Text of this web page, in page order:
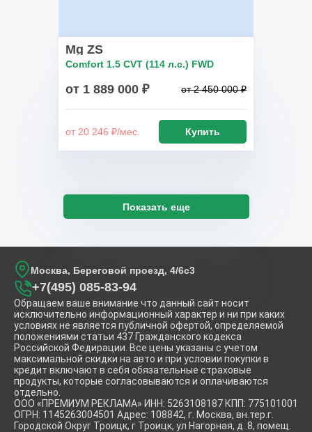
Mg ZS
Comfort 1.5 CVT (114 л.с.) FWD
от 1 889 000 ₽ от 2 450 000 ₽
от 20 246 ₽/мес. Купить
Показать еще
Москва, Береговой проезд, 4/6с3
+7(495) 085-83-94
Обращаем ваше внимание что данный сайт носит
исключительно информационный характер и ни при каких
условиях не является публичной офертой, определяемой
положениями статьи 437 Гражданского кодекса
Российской Федирации. Все цены указаны с учетом
максимальной скидки на авто и при условии покупки в
кредит включают в себя обязательные страховые
продукты, которые согласовываются и оплачиваются
отдельно.
ООО «ПРЕМИУМ РЕКЛАМА» ИНН: 5263108187 КПП: 775101001
ОГРН: 1145263004501 Адрес: 108842, г. Москва, вн.тер.г.
Городской Округ Троицк, г Троицк, ул Нагорная, д. 8, помещ.